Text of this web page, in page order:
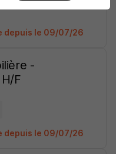
depuis le 09/07/26
-
F
depuis le 09/07/26